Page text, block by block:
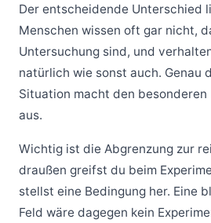
Der entscheidende Unterschied
Menschen wissen oft gar nicht,
Untersuchung sind, und
natürlich wie sonst auch. Genau
Situation macht den besonderen
aus.
Wichtig ist die Abgrenzung zur
draußen greifst du beim
stellst eine Bedingung her. Eine
Feld wäre dagegen kein